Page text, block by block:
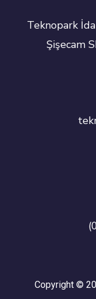
Teknopark
Şişecam
Copyright ©